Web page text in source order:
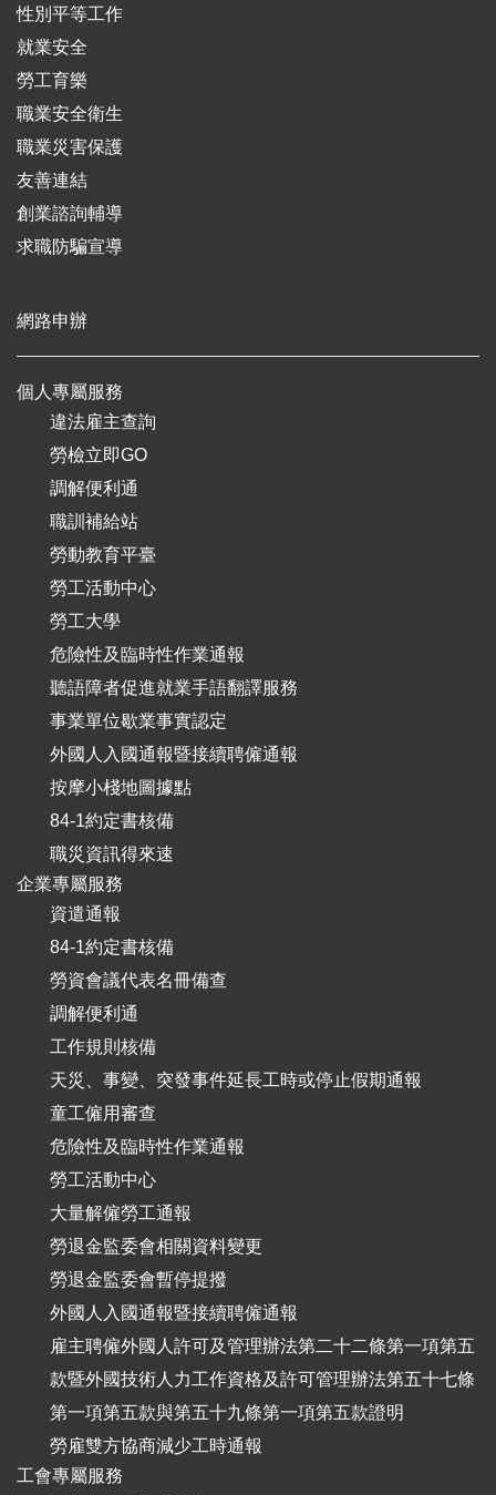
性別平等工作
就業安全
勞工育樂
職業安全衛生
職業災害保護
友善連結
創業諮詢輔導
求職防騙宣導
網路申辦
個人專屬服務
違法雇主查詢
勞檢立即GO
調解便利通
職訓補給站
勞動教育平臺
勞工活動中心
勞工大學
危險性及臨時性作業通報
聽語障者促進就業手語翻譯服務
事業單位歇業事實認定
外國人入國通報暨接續聘僱通報
按摩小棧地圖據點
84-1約定書核備
職災資訊得來速
企業專屬服務
資遣通報
84-1約定書核備
勞資會議代表名冊備查
調解便利通
工作規則核備
天災、事變、突發事件延長工時或停止假期通報
童工僱用審查
危險性及臨時性作業通報
勞工活動中心
大量解僱勞工通報
勞退金監委會相關資料變更
勞退金監委會暫停提撥
外國人入國通報暨接續聘僱通報
雇主聘僱外國人許可及管理辦法第二十二條第一項第五
款暨外國技術人力工作資格及許可管理辦法第五十七條
第一項第五款與第五十九條第一項第五款證明
勞雇雙方協商減少工時通報
工會專屬服務